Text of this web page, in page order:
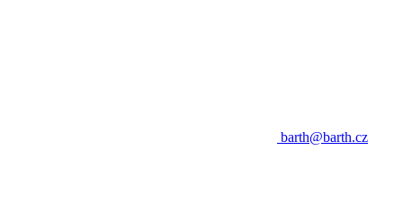
barth@barth.cz